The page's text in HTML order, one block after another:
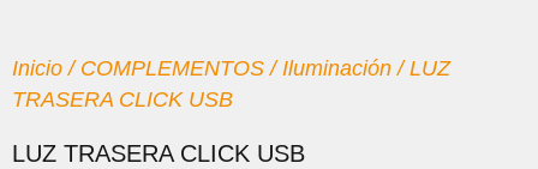
Inicio / COMPLEMENTOS /Iluminación / LUZ
TRASERA CLICK USB
LUZ TRASERA CLICK USB